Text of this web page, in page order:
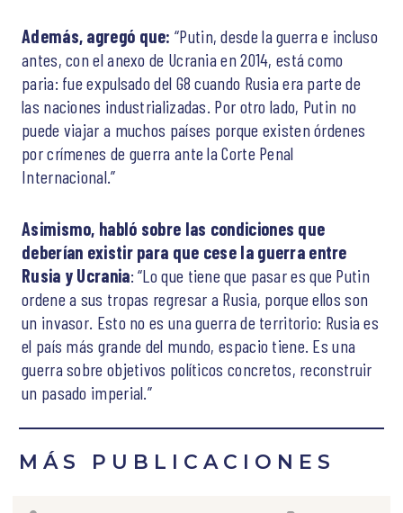
Además, agregó que: “Putin, desde la guerra e incluso
antes, con el anexo de Ucrania en 2014, está como
paria: fue expulsado del G8 cuando Rusia era parte de
las naciones industrializadas. Por otro lado, Putin no
puede viajar a muchos países porque existen órdenes
por crímenes de guerra ante la Corte Penal
Internacional.”
Asimismo, habló sobre las condiciones que
deberían existir para que cese la guerra entre
Rusia y Ucrania: “Lo que tiene que pasar es que Putin
ordene a sus tropas regresar a Rusia, porque ellos son
un invasor. Esto no es una guerra de territorio: Rusia es
el país más grande del mundo, espacio tiene. Es una
guerra sobre objetivos políticos concretos, reconstruir
un pasado imperial.”
MÁS PUBLICACIONES